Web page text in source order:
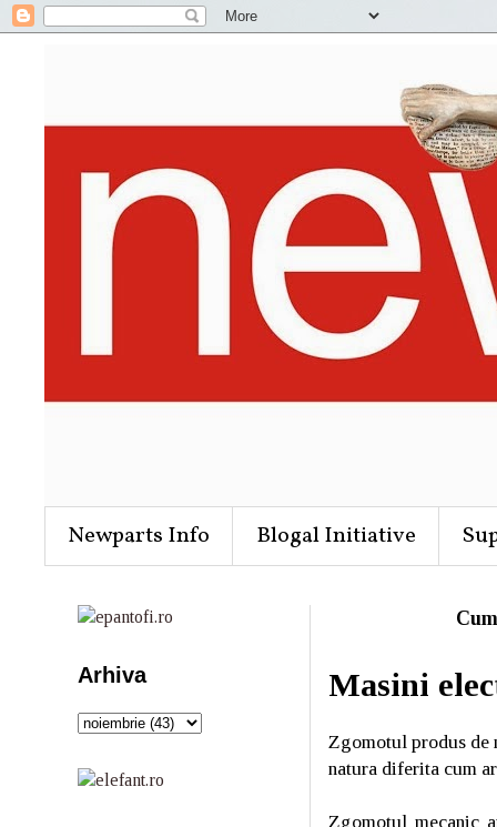
Newparts Info Blogal Initiative
Masini
Zgomotul produs de
natura diferita cum
Zgomotul mecanic
Arhiva